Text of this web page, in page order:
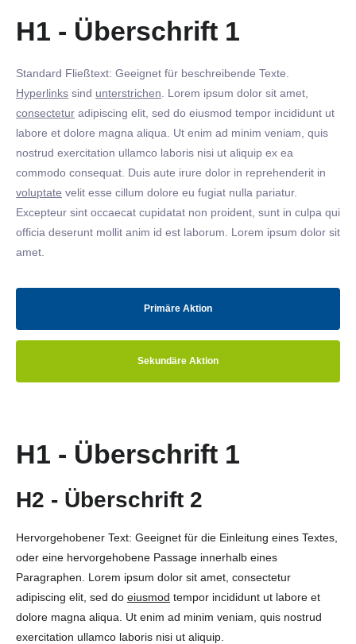
H1 - Überschrift 1
Standard Fließtext: Geeignet für beschreibende Texte.
Hyperlinks sind unterstrichen . Lorem ipsum dolor sit amet,
consectetur adipiscing elit, sed do eiusmod tempor incididunt ut
labore et dolore magna aliqua. Ut enim ad minim veniam, quis
nostrud exercitation ullamco laboris nisi ut aliquip ex ea
commodo consequat. Duis aute irure dolor in reprehenderit in
voluptate velit esse cillum dolore eu fugiat nulla pariatur.
Excepteur sint occaecat cupidatat non proident, sunt in culpa qui
officia deserunt mollit anim id est laborum. Lorem ipsum dolor sit
amet.
Primäre Aktion
Sekundäre Aktion
H1 - Überschrift 1
H2 - Überschrift 2
Hervorgehobener Text: Geeignet für die Einleitung eines Textes,
oder eine hervorgehobene Passage innerhalb eines
Paragraphen. Lorem ipsum dolor sit amet, consectetur
adipiscing elit, sed do eiusmod tempor incididunt ut labore et
dolore magna aliqua. Ut enim ad minim veniam, quis nostrud
exercitation ullamco laboris nisi ut aliquip.